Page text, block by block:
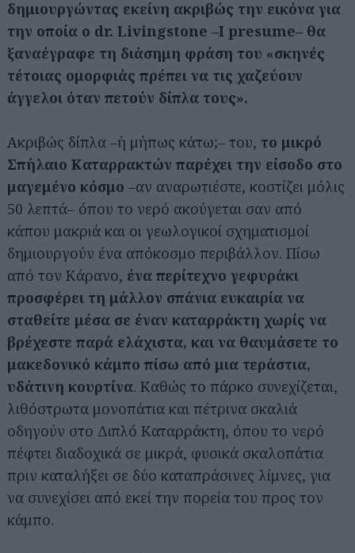
δημιουργώντας εκείνη ακριβώς την εικόνα για
την οποία ο dr. Livingstone –I presume– θα
ξαναέγραφε τη διάσημη φράση του «σκηνές
τέτοιας ομορφιάς πρέπει να τις χαζεύουν
άγγελοι όταν πετούν δίπλα τους».
Ακριβώς δίπλα –ή μήπως κάτω;– του, το μικρό
Σπήλαιο Καταρρακτών παρέχει την είσοδο στο
μαγεμένο κόσμο –αν αναρωτιέστε, κοστίζει μόλις
50 λεπτά– όπου το νερό ακούγεται σαν από
κάπου μακριά και οι γεωλογικοί σχηματισμοί
δημιουργούν ένα απόκοσμο περιβάλλον. Πίσω
από τον Κάρανο, ένα περίτεχνο γεφυράκι
προσφέρει τη μάλλον σπάνια ευκαιρία να
σταθείτε μέσα σε έναν καταρράκτη χωρίς να
βρέχεστε παρά ελάχιστα, και να θαυμάσετε το
μακεδονικό κάμπο πίσω από μια τεράστια,
υδάτινη κουρτίνα. Καθώς το πάρκο συνεχίζεται,
λιθόστρωτα μονοπάτια και πέτρινα σκαλιά
οδηγούν στο Διπλό Καταρράκτη, όπου το νερό
πέφτει διαδοχικά σε μικρά, φυσικά σκαλοπάτια
πριν καταλήξει σε δύο καταπράσινες λίμνες, για
να συνεχίσει από εκεί την πορεία του προς τον
κάμπο.